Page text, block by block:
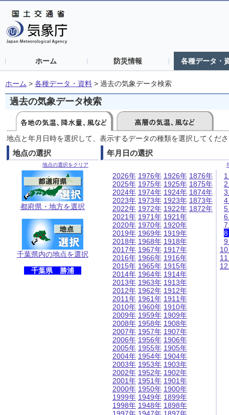
ホーム 防災情報 各種データ・
ホーム > 各種データ・資料 > 過去の気象データ検索
過去の気象データ検索
地点と年月日時を選択して、表示するデータの種類を選択してくだ
地点の選択
地点の選択をクリア
都府県・地方を選択
千葉県内の地点を選択
千葉県 勝浦
年月日の選択
2026年
2025年
2024年
2023年
2022年
2021年
2020年
2019年
2018年
2017年
2016年
2015年
2014年
2013年
2012年
2011年
2010年
2009年
2008年
2007年
2006年
2005年
2004年
2003年
2002年
2001年
2000年
1999年
1998年
1976年
1975年
1974年
1973年
1972年
1971年
1970年
1969年
1968年
1967年
1966年
1965年
1964年
1963年
1962年
1961年
1960年
1959年
1958年
1957年
1956年
1955年
1954年
1953年
1952年
1951年
1950年
1949年
1948年
1926年
1925年
1924年
1923年
1922年
1921年
1920年
1919年
1918年
1917年
1916年
1915年
1914年
1913年
1912年
1911年
1910年
1909年
1908年
1907年
1906年
1905年
1904年
1903年
1902年
1901年
1900年
1899年
1898年
1876年
1875年
1874年
1873年
1872年